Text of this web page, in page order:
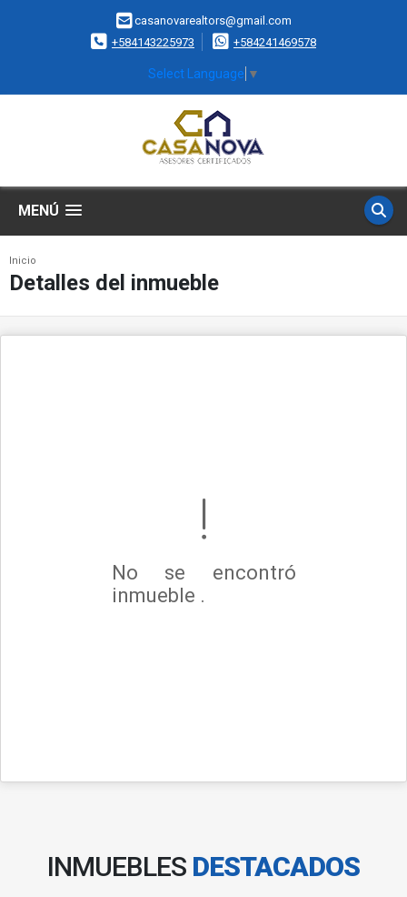
casanovarealtors@gmail.com
+584143225973
+584241469578
Select Language ▼
MENÚ
Inicio
Detalles del inmueble
No se encontró
inmueble .
INMUEBLES DESTACADOS